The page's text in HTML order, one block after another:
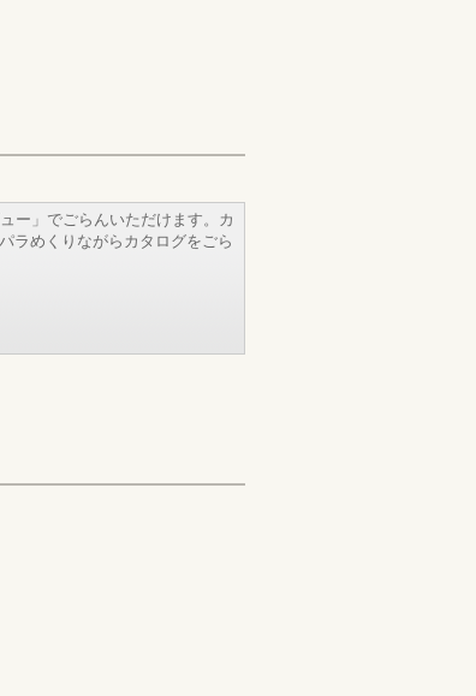
ー」でごらんいただけます。カ
ラめくりながらカタログをごら